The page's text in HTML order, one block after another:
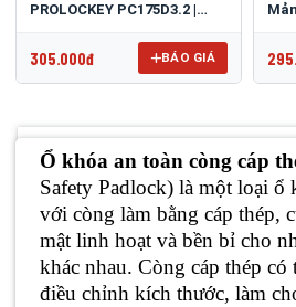
PROLOCKEY PC175D3.2 |
Hoạt Cách Điện
305.000đ BÁO GIÁ
Ổ khóa an toàn còng cáp
Safety Padlock) là một loại ổ
với còng làm bằng cáp thép,
mật linh hoạt và bền bỉ cho
khác nhau. Còng cáp thép có
điều chỉnh kích thước, làm